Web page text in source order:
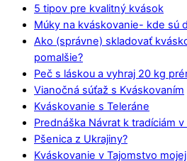
5 tipov pre kvalitný kvások
Múky na kváskovanie- kde sú
Ako (správne) skladovať
pomalšie?
Peč s láskou a vyhraj 20 kg
Vianočná súťaž s Kváskovaním
Kváskovanie s Teleráne
Prednáška Návrat k tradíciám v
Pšenica z Ukrajiny?
Kváskovanie v Tajomstvo